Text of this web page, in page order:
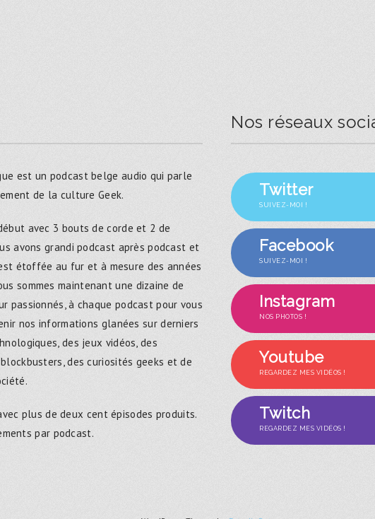
est un podcast belge audio qui parle
de la culture Geek.
avec 3 bouts de corde et 2 de
avons grandi podcast après podcast et
étoffée au fur et à mesure des années
sommes maintenant une dizaine de
passionnés, à chaque podcast pour vous
nos informations glanées sur derniers
des jeux vidéos, des
des curiosités geeks et de
plus de deux cent épisodes produits.
par podcast.
Nos réseaux
Twitter
SUIVEZ-MOI !
Facebook
SUIVEZ-MOI !
Instagram
NOS PHOTOS !
Youtube
REGARDEZ MES VIDÉOS !
Twitch
REGARDEZ MES VIDÉOS !